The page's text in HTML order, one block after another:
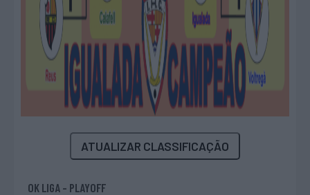
ATUALIZAR CLASSIFICAÇÃO
OK LIGA - PLAYOFF